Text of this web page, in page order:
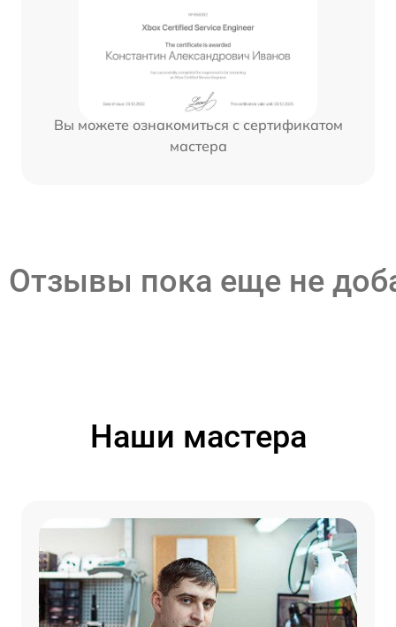
Вы можете ознакомиться с сертификатом
мастера
Отзывы пока еще не
Наши мастера